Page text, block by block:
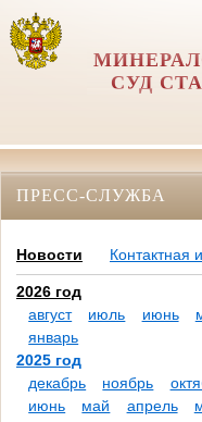
СУД
ПРЕСС-СЛУЖБА
Новости Контактная
2026 год
август
июль июнь
январь
2025 год
декабрь
ноябрь
июнь
май апрель